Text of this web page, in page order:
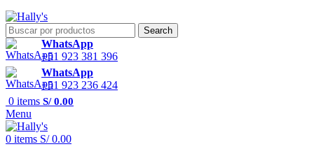
Search
WhatsApp
+51 923 381 396
WhatsApp
+51 923 236 424
0 items S/0.00
Menu
0 items S/0.00